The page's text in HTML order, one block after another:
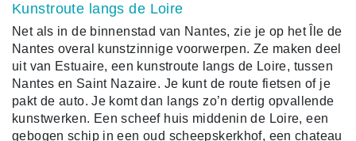
Kunstroute langs de Loire
Net als in de binnenstad van Nantes, zie je op het Île de
Nantes overal kunstzinnige voorwerpen. Ze maken deel
uit van Estuaire, een kunstroute langs de Loire, tussen
Nantes en Saint Nazaire. Je kunt de route fietsen of je
pakt de auto. Je komt dan langs zo’n dertig opvallende
kunstwerken. Een scheef huis middenin de Loire, een
gebogen schip in een oud scheepskerkhof, een chateau